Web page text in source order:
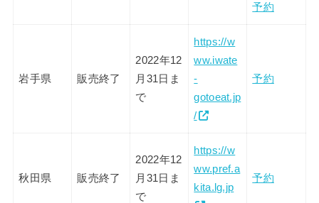
予約
岩手県 販売終了
2022年12
月31日ま
で
https://w
ww.iwate
-
gotoeat.jp
/
予約
秋田県 販売終了
2022年12
月31日ま
で
https://w
ww.pref.a
kita.lg.jp
予約